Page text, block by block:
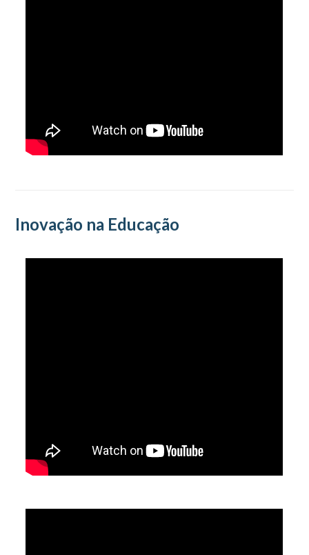
Inovação na Educação